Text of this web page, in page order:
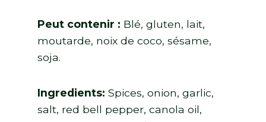
Peut contenir : Blé, gluten, lait,
moutarde, noix de coco, sésame,
soja.
Ingredients: Spices, onion, garlic,
salt, red bell pepper, canola oil,